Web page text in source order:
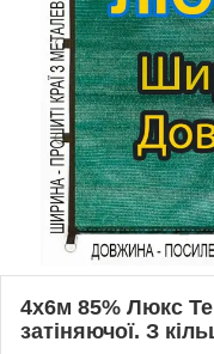
4x6м 85% Люкс
затіняючої. З